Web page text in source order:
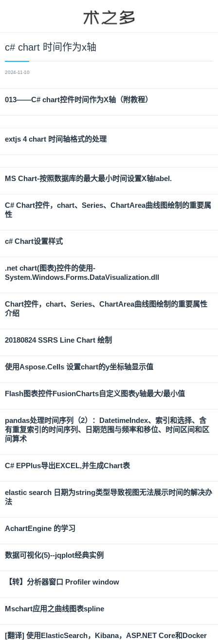
c# chart 时间作为x轴
2024-11-10
013——C# chart控件时间作为X轴（附教程）
extjs 4 chart 时间轴格式的处理
MS Chart-按照数据库的最大最小时间设置X轴label.
C# Chart控件，chart、Series、ChartArea曲线图绘制的重要属
性
c# Chart设置样式
.net chart(图表)控件的使用-
System.Windows.Forms.DataVisualization.dll
Chart控件，chart、Series、ChartArea曲线图绘制的重要属性
介绍
20180824 SSRS Line Chart 绘制
使用Aspose.Cells 设置chart的y坐标轴显示值
Flash图表控件FusionCharts自定义图表y轴最大/最小值
pandas处理时间序列（2）：DatetimeIndex、索引和选择、含
有重复索引的时间序列、日期范围与频率和移位、时间区间和区
间算术
C# EPPlus导出EXCEL,并生成Chart表
elastic search 日期为string类型导致视图无法展示时间的解决办
法
AchartEngine 的学习
数据可视化(5)--jqplot经典实例
【转】分析器窗口 Profiler window
Mschart应用之曲线图表spline
[翻译] 使用ElasticSearch，Kibana，ASP.NET Core和Docker